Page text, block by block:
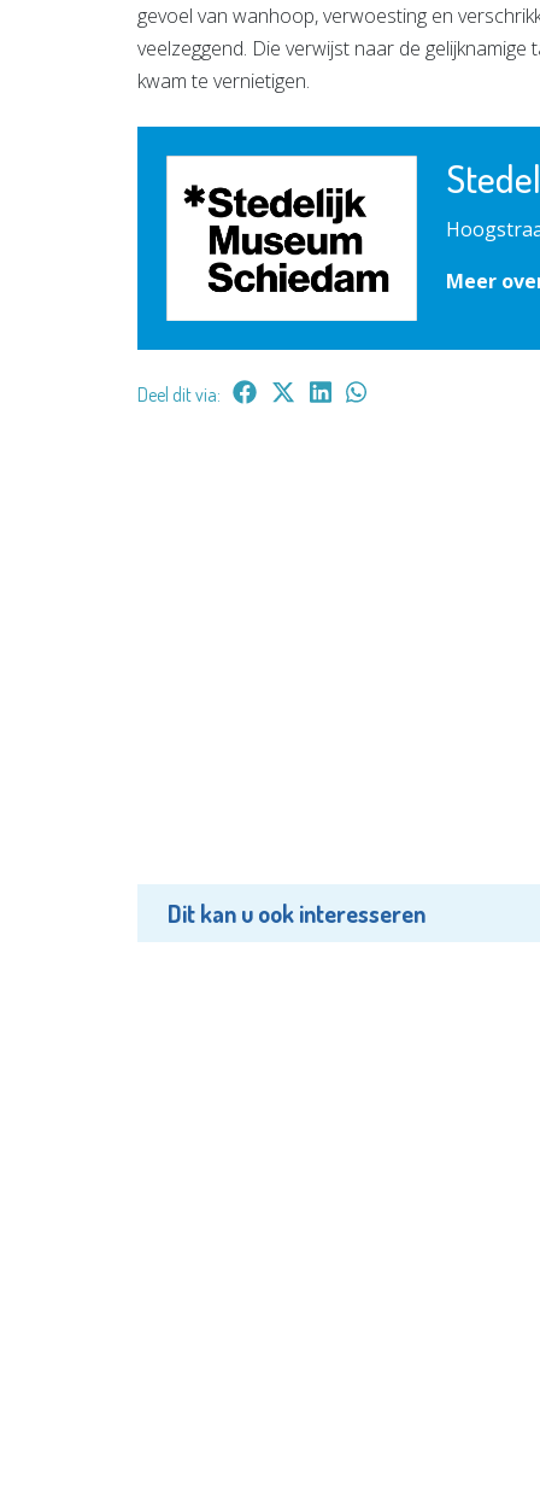
gevoel van wanhoop, verwoesting en
veelzeggend. Die verwijst naar de
kwam te vernietigen.
Meer
Deel dit via:
Dit kan u ook interesseren